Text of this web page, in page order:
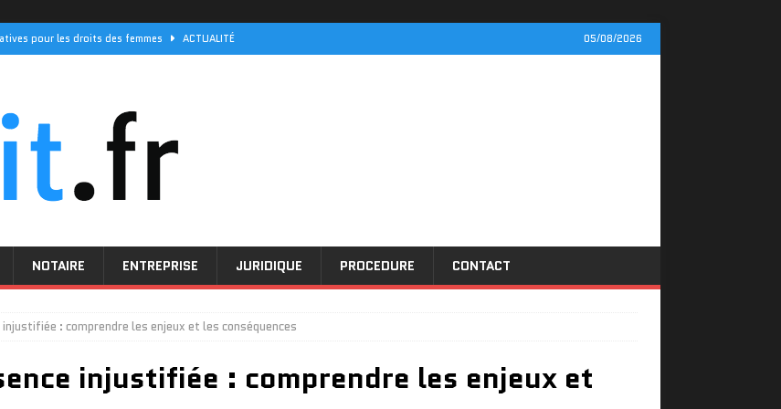
pour les droits des femmes ACTUALITÉ
2026 : quelles tendances émergent
délais de réponse pour vos demandes
05/08/2026
NOTAIRE ENTREPRISE JURIDIQUE PROCEDURE CONTACT
: comprendre les enjeux et les conséquences
injustifiée : comprendre les enjeux et